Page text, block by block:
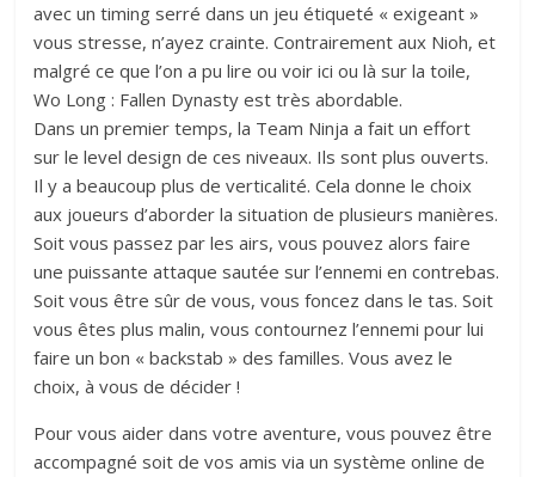
avec un timing serré dans un jeu étiqueté « exigeant »
vous stresse, n’ayez crainte. Contrairement aux Nioh, et
malgré ce que l’on a pu lire ou voir ici ou là sur la toile,
Wo Long : Fallen Dynasty est très abordable.
Dans un premier temps, la Team Ninja a fait un effort
sur le level design de ces niveaux. Ils sont plus ouverts.
Il y a beaucoup plus de verticalité. Cela donne le choix
aux joueurs d’aborder la situation de plusieurs manières.
Soit vous passez par les airs, vous pouvez alors faire
une puissante attaque sautée sur l’ennemi en contrebas.
Soit vous être sûr de vous, vous foncez dans le tas. Soit
vous êtes plus malin, vous contournez l’ennemi pour lui
faire un bon « backstab » des familles. Vous avez le
choix, à vous de décider !
Pour vous aider dans votre aventure, vous pouvez être
accompagné soit de vos amis via un système online de